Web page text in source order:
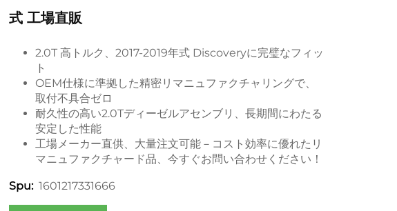
式 工場直販
2.0T 高トルク、2017-2019年式 Discoveryに完璧なフィッ
ト
OEM仕様に準拠した精密リマニュファクチャリングで、
取付不具合ゼロ
耐久性の高い2.0Tディーゼルアセンブリ、長期間にわたる
安定した性能
工場メーカー直供、大量注文可能－コスト効率に優れたリ
マニュファクチャード品、今すぐお問い合わせください！
Spu: 1601217331666